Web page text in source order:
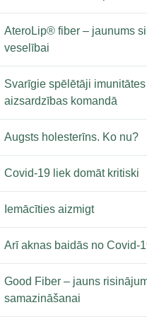
AteroLip® fiber – jaunums
veselībai
Svarīgie spēlētāji
aizsardzības komandā
Augsts holesterīns. Ko nu?
Covid-19 liek domāt kritiski
Iemācīties aizmigt
Arī aknas baidās no Covid-
Good Fiber – jauns
samazināšanai